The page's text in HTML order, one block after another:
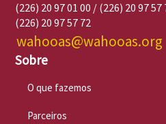
(226) 20 97 01 00 / (226) 20 97 57
(226) 20 97 57 72
wahooas@wahooas.org
Sobre
O que fazemos
Parceiros